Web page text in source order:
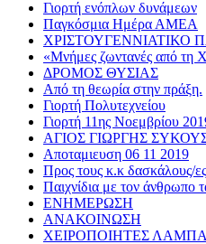
Γιορτή ενόπλων δυνάμεων
Παγκόσμια Ημέρα ΑΜΕΑ
ΧΡΙΣΤΟΥΓΕΝΝΙΑΤΙΚΟ
«Μνήμες ζωντανές από τη
ΔΡΟΜΟΣ ΘΥΣΙΑΣ
Από τη θεωρία στην πράξη.
Γιορτή Πολυτεχνείου
Γιορτή 11ης Νοεμβρίου
ΑΓΙΟΣ ΓΙΩΡΓΗΣ
Αποταμιευση 06 11 2019
Προς τους κ.κ δασκάλους/
Παιχνίδια με τον άνθρωπο
ΕΝΗΜΕΡΩΣΗ
ΑΝΑΚΟΙΝΩΣΗ
ΧΕΙΡΟΠΟΙΗΤΕΣ